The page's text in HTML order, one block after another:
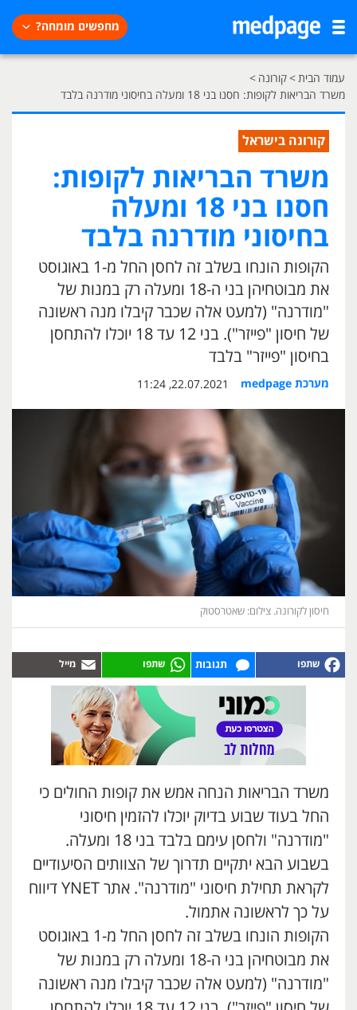
מחפשים מומחה?
עמוד הבית>קורונה >
משרד הבריאות לקופות: חסנו בני 18 ומעלה בחיסוני מודרנה בלבד
קורונה בישראל
משרד הבריאות לקופות:
חסנו בני 18 ומעלה
בחיסוני מודרנה בלבד
הקופות הונחו בשלב זה לחסן החל מ-1 באוגוסט
את מבוטחיהן בני ה-18 ומעלה רק במנות של
"מודרנה" (למעט אלה שכבר קיבלו מנה ראשונה
של חיסון "פייזר"). בני 12 עד 18 יוכלו להתחסן
בחיסון "פייזר" בלבד
מערכת medpage 22.07.2021, 11:24
חיסון לקורונה. צילום: שאטרסטוק
תגובות
משרד הבריאות הנחה אמש את קופות החולים כי
החל בעוד שבוע בדיוק יוכלו להזמין חיסוני
"מודרנה" ולחסן עימם בלבד בני 18 ומעלה.
בשבוע הבא יתקיים תדרוך של הצוותים הסיעודיים
לקראת תחילת חיסוני "מודרנה". אתר YNET דיווח
על כך לראשונה אתמול.
הקופות הונחו בשלב זה לחסן החל מ-1 באוגוסט
את מבוטחיהן בני ה-18 ומעלה רק במנות של
"מודרנה" (למעט אלה שכבר קיבלו מנה ראשונה